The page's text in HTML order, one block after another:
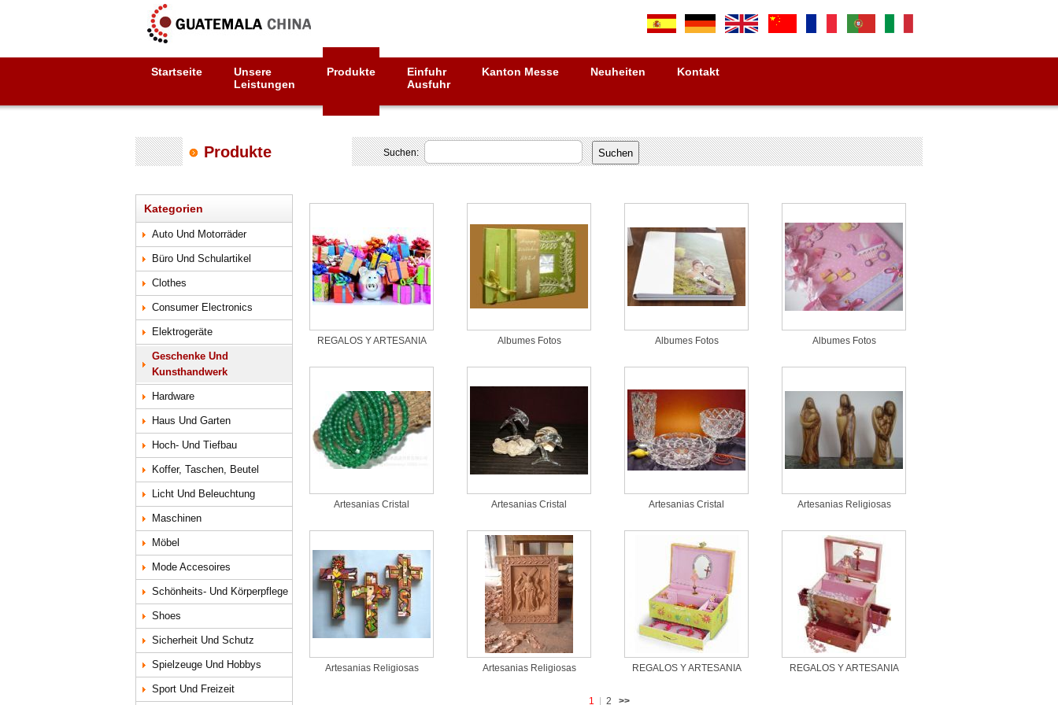
Startseite
Unsere
Leistungen
Produkte
Einfuhr
Ausfuhr
Kanton Messe Neuheiten Kontakt
Produkte Suchen:
Kategorien
Auto Und Motorräder
Büro Und Schulartikel
Clothes
Consumer Electronics
Elektrogeräte
Geschenke Und
Kunsthandwerk
Hardware
Haus Und Garten
Hoch- Und Tiefbau
Koffer, Taschen, Beutel
Licht Und Beleuchtung
Maschinen
Möbel
Mode Accesoires
Schönheits- Und Körperpflege
Shoes
Sicherheit Und Schutz
Spielzeuge Und Hobbys
Sport Und Freizeit
REGALOS Y ARTESANIA Albumes Fotos Albumes Fotos Albumes Fotos
Artesanias Cristal Artesanias Cristal Artesanias Cristal Artesanias Religiosas
Artesanias Religiosas Artesanias Religiosas REGALOS Y ARTESANIA REGALOS Y ARTESANIA
1 2 >>